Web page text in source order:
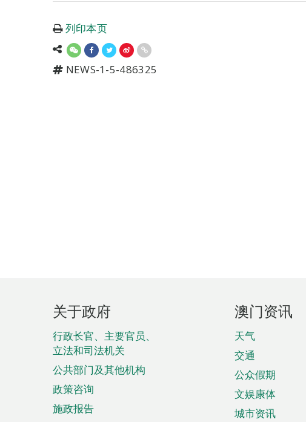
列印本页
NEWS-1-5-486325
页
脚
菜
单
关于政府
行政长官、主要官员、
立法和司法机关
公共部门及其他机构
政策咨询
施政报告
澳门资讯
天气
交通
公众假期
文娱康体
城市资讯